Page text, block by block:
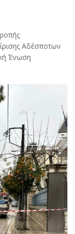
Αδέσποτων
Ένωση